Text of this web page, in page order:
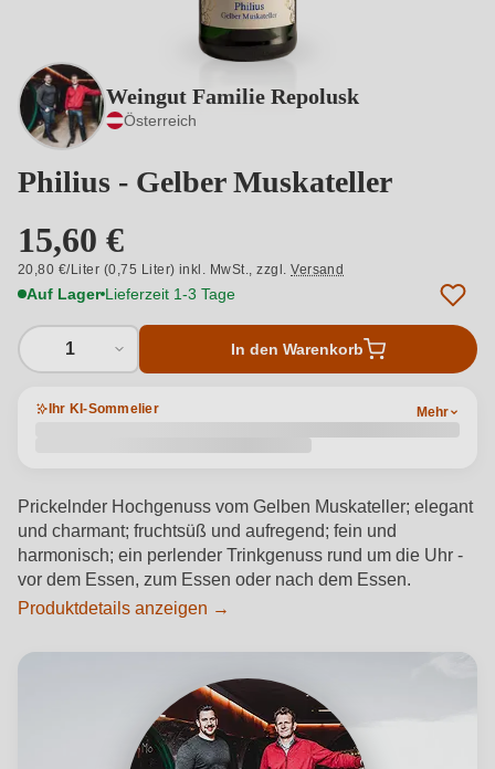
Weingut Familie Repolusk
Österreich
Philius - Gelber Muskateller
15,60 €
20,80 €/Liter (0,75 Liter) inkl. MwSt.,zzgl.Versand
Auf Lager Lieferzeit 1-3 Tage
1 In den Warenkorb
Ihr KI-Sommelier Mehr
Prickelnder Hochgenuss vom Gelben Muskateller; elegant
und charmant; fruchtsüß und aufregend; fein und
harmonisch; ein perlender Trinkgenuss rund um die Uhr -
vor dem Essen, zum Essen oder nach dem Essen.
Produktdetails anzeigen →